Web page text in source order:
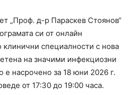
„Проф. д-р Параскев Стоянов“
си от онлайн
специалности с нова
на значими инфекциозни
е насрочено за 18 юни 2026 г.
от 17:30 до 19:00 часа.